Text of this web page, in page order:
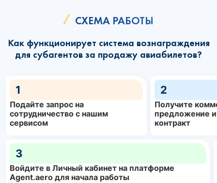
СХЕМА РАБОТЫ
Как функционирует система вознаграждения
для субагентов за продажу авиабилетов?
1
Подайте запрос на
сотрудничество с нашим
сервисом
2
Получите
предложение
контракт
3
Войдите в Личный кабинет на платформе
Agent.aero для начала работы